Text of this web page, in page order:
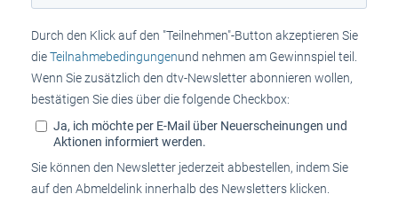
Durch den Klick auf den "Teilnehmen"-Button akzeptieren Sie
dieTeilnahmebedingungenund nehmen am Gewinnspiel teil.
Wenn Sie zusätzlich den dtv-Newsletter abonnieren wollen,
bestätigen Sie dies über die folgende Checkbox:
Ja, ich möchte per E-Mail über Neuerscheinungen und
Aktionen informiert werden.
Sie können den Newsletter jederzeit abbestellen, indem Sie
auf den Abmeldelink innerhalb des Newsletters klicken.